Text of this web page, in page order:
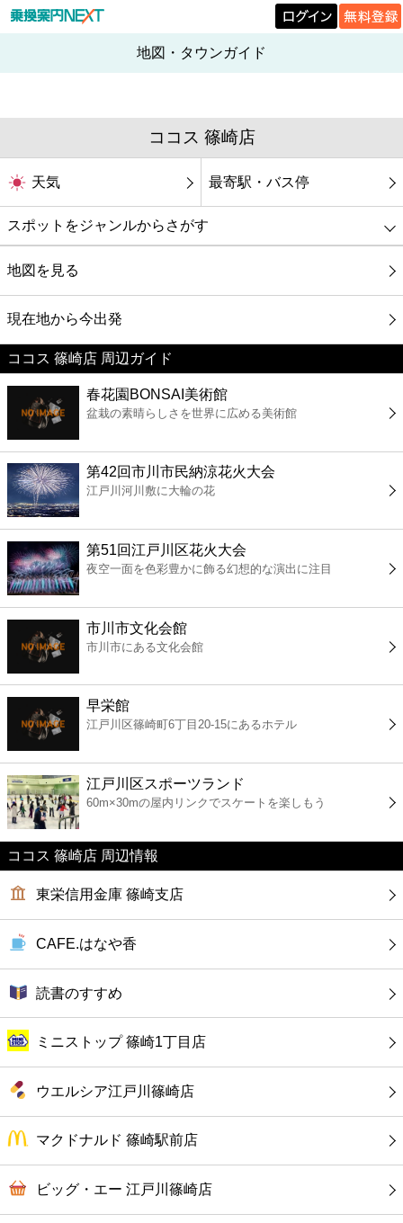
地図・タウンガイド
ココス 篠崎店
天気 最寄駅・バス停
スポットをジャンルからさがす
グルメ
映画
美容
コンビニ
薬局
スーパー
エンタメ
レジャー
書店
ファミレス
ファーストフード
カフェ
ショッピング
ホテル
地図を見る
現在地から今出発
ココス 篠崎店 周辺ガイド
春花園BONSAI美術館
盆栽の素晴らしさを世界に広める美術館
第42回市川市民納涼花火大会
江戸川河川敷に大輪の花
第51回江戸川区花火大会
夜空一面を色彩豊かに飾る幻想的な演出に注目
市川市文化会館
市川市にある文化会館
早栄館
江戸川区篠崎町6丁目20-15にあるホテル
江戸川区スポーツランド
60m×30mの屋内リンクでスケートを楽しもう
ココス 篠崎店 周辺情報
東栄信用金庫 篠崎支店
CAFE.はなや香
読書のすすめ
ミニストップ 篠崎1丁目店
ウエルシア江戸川篠崎店
マクドナルド 篠崎駅前店
ビッグ・エー 江戸川篠崎店